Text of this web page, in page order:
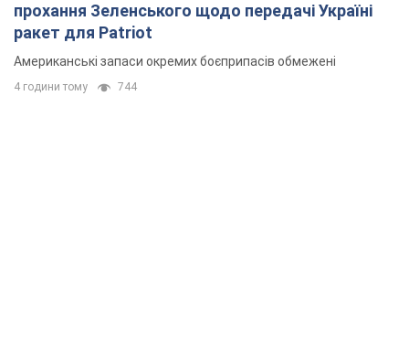
прохання Зеленського щодо передачі Україні
ракет для Patriot
Американські запаси окремих боєприпасів обмежені
4 години тому 744